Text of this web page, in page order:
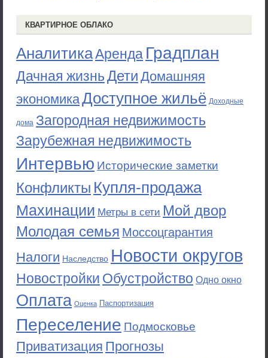
КВАРТИРНОЕ ОБЛАКО
АналитикаАренда Градплан
Дачная жизньДети Домашняя
экономикаДоступное жильё Доходные
дома Загородная недвижимость
Зарубежная недвижимость
Интервью Исторические заметки
Конфликты Купля-продажа
Махинации Метры в сети Мой двор
Молодая семья Моссоцгарантия
Налоги Наследство Новости округов
Новостройки Обустройство Одно окно
Оплата Оценка Паспортизация
Переселение Подмосковье
Приватизация Прогнозы